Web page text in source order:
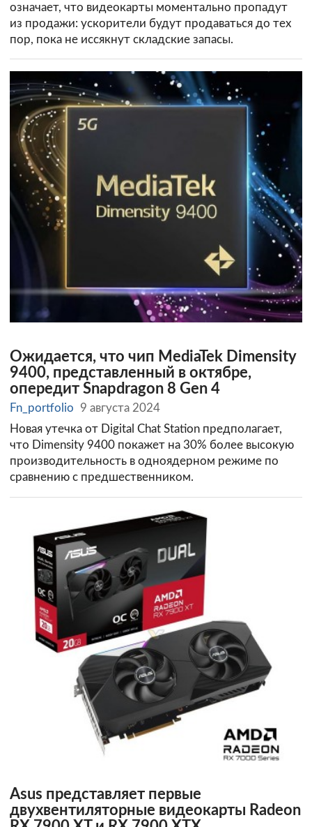
означает, что видеокарты моментально пропадут
из продажи: ускорители будут продаваться до тех
пор, пока не иссякнут складские запасы.
Ожидается, что чип MediaTek Dimensity
9400, представленный в октябре,
опередит Snapdragon 8 Gen 4
Fn_portfolio
9 августа 2024
Новая утечка от Digital Chat Station предполагает,
что Dimensity 9400 покажет на 30% более высокую
производительность в одноядерном режиме по
сравнению с предшественником.
Asus представляет первые
двухвентиляторные видеокарты Radeon